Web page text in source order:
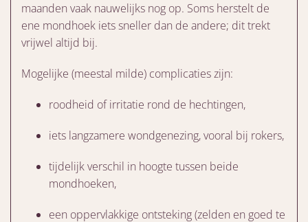
maanden vaak nauwelijks nog op. Soms herstelt de
ene mondhoek iets sneller dan de andere; dit trekt
vrijwel altijd bij.
Mogelijke (meestal milde) complicaties zijn:
roodheid of irritatie rond de hechtingen,
iets langzamere wondgenezing, vooral bij rokers,
tijdelijk verschil in hoogte tussen beide
mondhoeken,
een oppervlakkige ontsteking (zelden en goed te